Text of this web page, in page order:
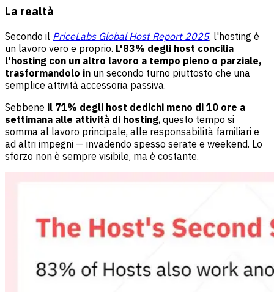
La realtà
Secondo il PriceLabs Global Host Report 2025, l'hosting è
un lavoro vero e proprio. L'83% degli host concilia
l'hosting con un altro lavoro a tempo pieno o parziale,
trasformandolo in un secondo turno piuttosto che una
semplice attività accessoria passiva.
Sebbene il 71% degli host dedichi meno di 10 ore a
settimana alle attività di hosting, questo tempo si
somma al lavoro principale, alle responsabilità familiari e
ad altri impegni — invadendo spesso serate e weekend. Lo
sforzo non è sempre visibile, ma è costante.